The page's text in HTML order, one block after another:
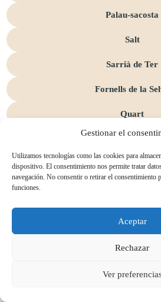
Gestionar el
Utilizamos tecnologías como las cookies para
dispositivo. El consentimiento nos permite tratar
navegación. No consentir o retirar el consentimiento
funciones.
Aceptar
Rechazar
Ver
Palau-sacosta
Salt
Sarrià de Ter
Fornells de la
Quart